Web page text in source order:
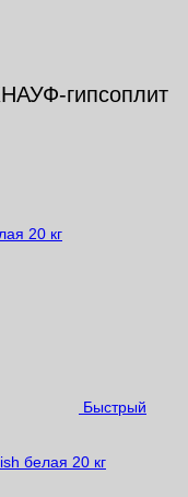
гипсоплит
Быстрый